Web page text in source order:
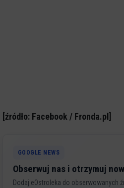
[źródło: Facebook / Fronda.pl]
GOOGLE NEWS
Obserwuj nas i otrzymuj
Dodaj eOstroleka do obserwowanych